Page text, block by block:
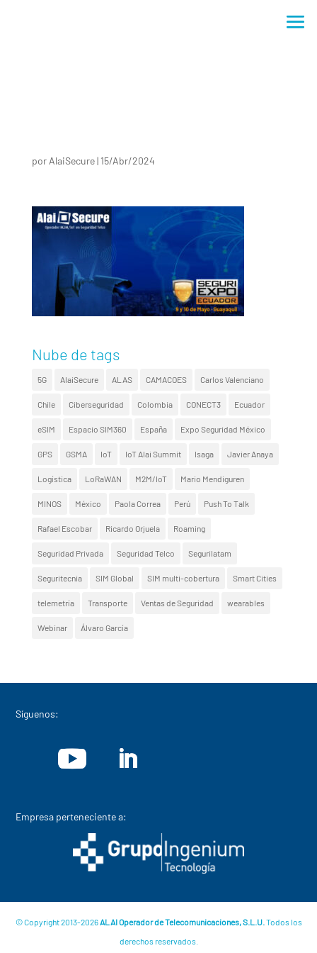
por AlaiSecure| 15/Abr/2024
Nube de tags
5G AlaiSecure ALAS CAMACOES Carlos Valenciano
Chile Ciberseguridad Colombia CONECT3 Ecuador
eSIM Espacio SIM360 España Expo Seguridad México
GPS GSMA IoT IoT Alai Summit Isaga Javier Anaya
Logística LoRaWAN M2M/IoT Mario Mendiguren
MINOS México Paola Correa Perú Push To Talk
Rafael Escobar Ricardo Orjuela Roaming
Seguridad Privada Seguridad Telco Segurilatam
Seguritecnia SIM Global SIM multi-cobertura Smart Cities
telemetría Transporte Ventas de Seguridad wearables
Webinar Álvaro García
Síguenos:
Empresa perteneciente a:
© Copyright 2013-2026ALAI Operador de Telecomunicaciones, S.L.U.Todos los
derechos reservados.